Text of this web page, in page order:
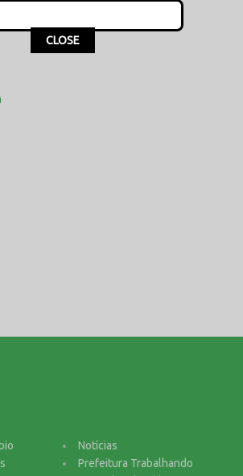
Notícias
Prefeitura Trabalhando
This popup will close in:
CLOSE